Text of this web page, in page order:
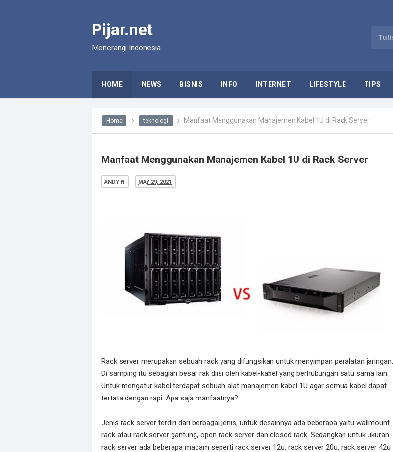
Pijar.net
Menerangi Indonesia
HOME NEWS BISNIS INFO INTERNET LIFESTYLE TIPS
Home teknologi Manfaat Menggunakan Manajemen Kabel 1U di Rack Server
Manfaat Menggunakan Manajemen Kabel 1U di Rack Server
ANDY N MAY 29, 2021
Rack server merupakan sebuah rack yang difungsikan untuk menyimpan peralatan jaringan.
Di samping itu sebagian besar rak diisi oleh kabel-kabel yang berhubungan satu sama lain.
Untuk mengatur kabel terdapat sebuah alat manajemen kabel 1U agar semua kabel dapat
tertata dengan rapi. Apa saja manfaatnya?
Jenis rack server terdiri dari berbagai jenis, untuk desainnya ada beberapa yaitu wallmount
rack atau rack server gantung, open rack server dan closed rack. Sedangkan untuk ukuran
rack server ada beberapa macam seperti rack server 12u, rack server 20u, rack server 42u